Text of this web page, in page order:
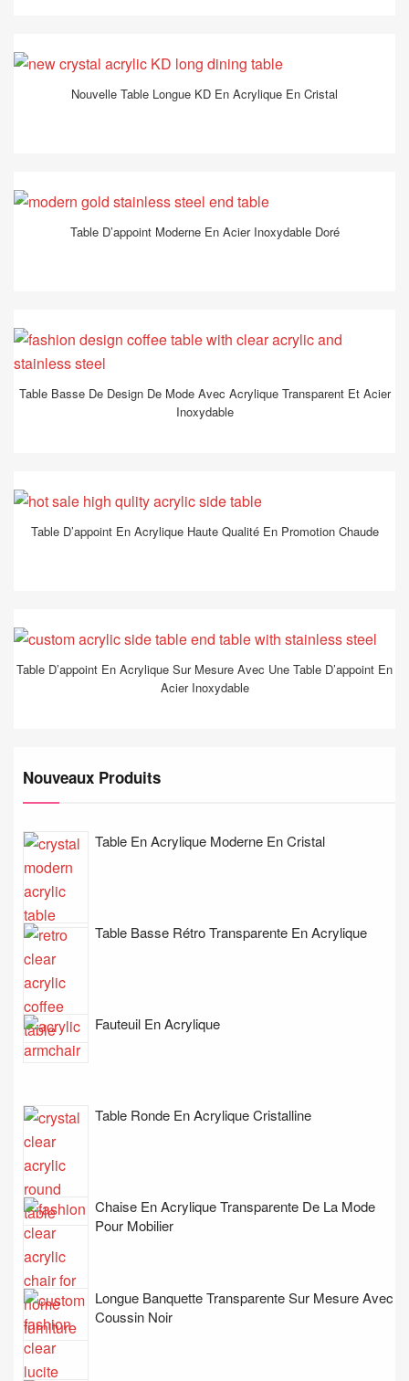
Nouvelle Table Longue KD En Acrylique En Cristal
Table D’appoint Moderne En Acier Inoxydable Doré
Table Basse De Design De Mode Avec Acrylique Transparent Et Acier
Inoxydable
Table D’appoint En Acrylique Haute Qualité En Promotion Chaude
Table D’appoint En Acrylique Sur Mesure Avec Une Table D’appoint En
Acier Inoxydable
Nouveaux Produits
Table En Acrylique Moderne En Cristal
Table Basse Rétro Transparente En Acrylique
Fauteuil En Acrylique
Table Ronde En Acrylique Cristalline
Chaise En Acrylique Transparente De La Mode
Pour Mobilier
Longue Banquette Transparente Sur Mesure Avec
Coussin Noir